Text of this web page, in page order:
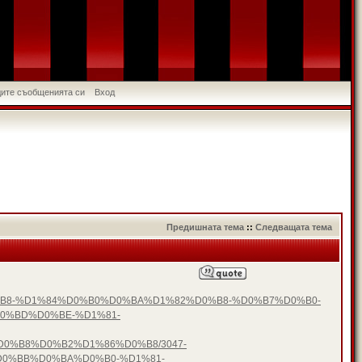
съобщенията си Вход
Предишната тема :: Следващата тема
%D1%84%D0%B0%D0%BA%D1%82%D0%B8-%D0%B7%D0%B0-
%D1%81-
3047-
%D1%81-